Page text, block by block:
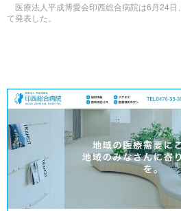
医療法人平成博愛会印西総合病院は6月24日
て発表した。